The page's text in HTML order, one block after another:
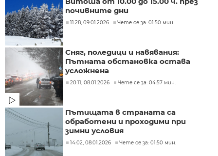
почивните дни
11:28, 09.01.2026 Чете се за: 01:50 мин.
Сняг, поледици и навявания:
Пътната обстановка остава
усложнена
20:11, 08.01.2026 Чете се за: 04:57 мин.
Пътищата в страната са
обработени и проходими при
зимни условия
14:02, 08.01.2026 Чете се за: 01:50 мин.